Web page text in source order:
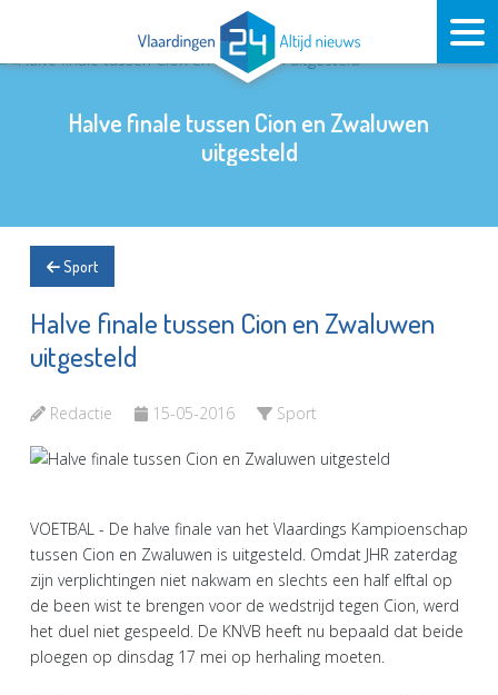
Halve finale tussen Cion en Zwaluwen
uitgesteld
Sport
Halve finale tussen Cion en Zwaluwen
uitgesteld
Redactie 15-05-2016 Sport
VOETBAL - De halve finale van het Vlaardings Kampioenschap
tussen Cion en Zwaluwen is uitgesteld. Omdat JHR zaterdag
zijn verplichtingen niet nakwam en slechts een half elftal op
de been wist te brengen voor de wedstrijd tegen Cion, werd
het duel niet gespeeld. De KNVB heeft nu bepaald dat beide
ploegen op dinsdag 17 mei op herhaling moeten.